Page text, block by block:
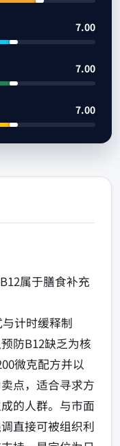
7.00
7.00
7.00
属于膳食补充
计时缓释制
防B12缺乏为核
微克配方并以
点，适合寻求方
的人群。与市面
直接可被组织利